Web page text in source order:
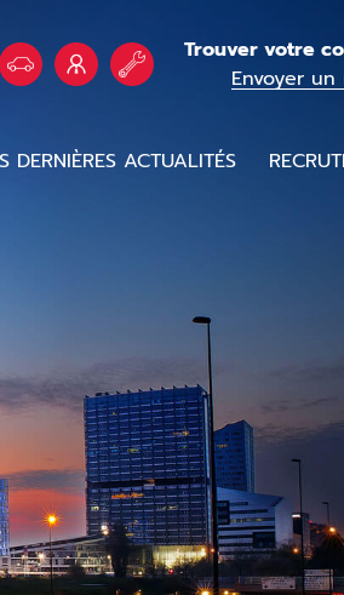
Trouver votre
Envoyer un
DERNIÈRES ACTUALITÉS